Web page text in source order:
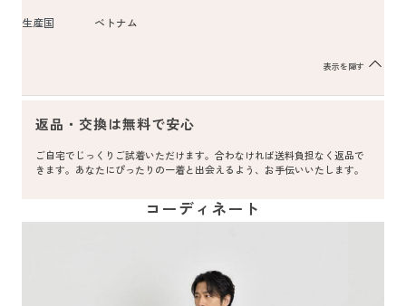
生産国 ベトナム
表示を隠す
返品・交換は無料で安心
ご自宅でじっくりご試着いただけます。合わなければ送料負担なく返品で
きます。あなたにぴったりの一着と出会えるよう、お手伝いいたします。
コーディネート